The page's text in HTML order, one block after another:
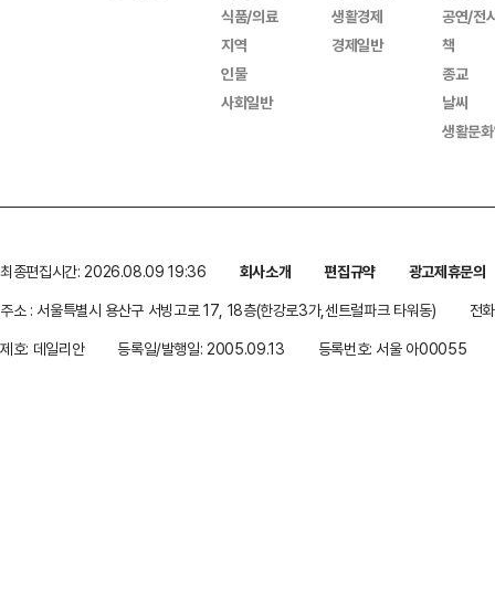
식품/의료
지역
인물
사회일반
생활경제
경제일반
공연/전
책
종교
날씨
생활문
최종편집시간: 2026.08.09 19:36 회사소개 편집규약
광고제휴문의
주소 : 서울특별시 용산구 서빙고로 17, 18층(한강로3가,센트럴파크 타워동)
전
제호: 데일리안
등록일/발행일: 2005.09.13 등록번호: 서울 아00055